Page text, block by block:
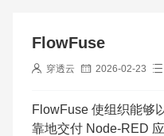
FlowFuse
穿透云 2026-02-23
FlowFuse 使组织能够
靠地交付 Node-RED